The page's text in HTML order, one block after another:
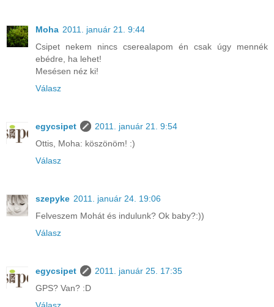
Moha 2011. január 21. 9:44
Csipet nekem nincs cserealapom én csak úgy mennék
ebédre, ha lehet!
Mesésen néz ki!
Válasz
egycsipet
2011. január 21. 9:54
Ottis, Moha: köszönöm! :)
Válasz
szepyke 2011. január 24. 19:06
Felveszem Mohát és indulunk? Ok baby?:))
Válasz
egycsipet
2011. január 25. 17:35
GPS? Van? :D